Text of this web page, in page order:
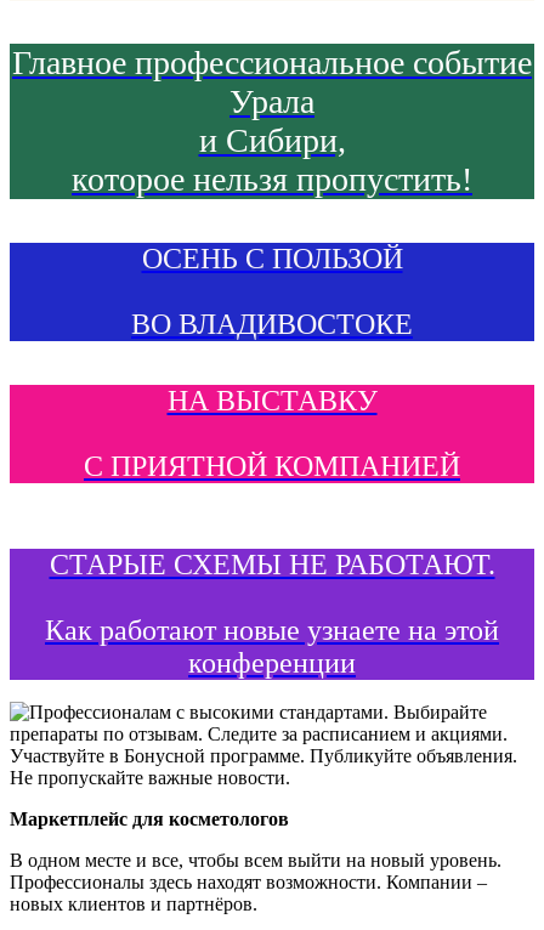
Главное профессиональное событие
Урала
и Сибири,
которое нельзя пропустить!
ОСЕНЬ С ПОЛЬЗОЙ
ВО ВЛАДИВОСТОКЕ
НА ВЫСТАВКУ
С ПРИЯТНОЙ КОМПАНИЕЙ
СТАРЫЕ СХЕМЫ НЕ РАБОТАЮТ.
Как работают новые узнаете на этой
конференции
Маркетплейс для косметологов
В одном месте и все, чтобы всем выйти на новый уровень.
Профессионалы здесь находят возможности. Компании –
новых клиентов и партнёров.